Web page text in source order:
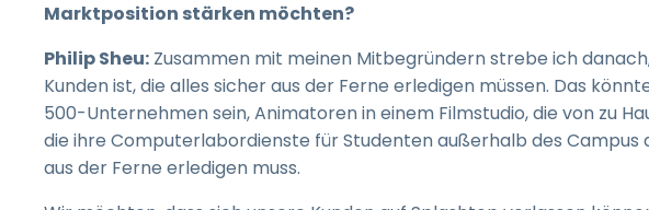
Marktposition stärken möchten?
Philip Sheu: Zusammen mit meinen Mitbegründern strebe ich
Kunden ist, die alles sicher aus der Ferne erledigen müssen. Das
500-Unternehmen sein, Animatoren in einem Filmstudio, die von zu
die ihre Computerlabordienste für Studenten außerhalb des
aus der Ferne erledigen muss.